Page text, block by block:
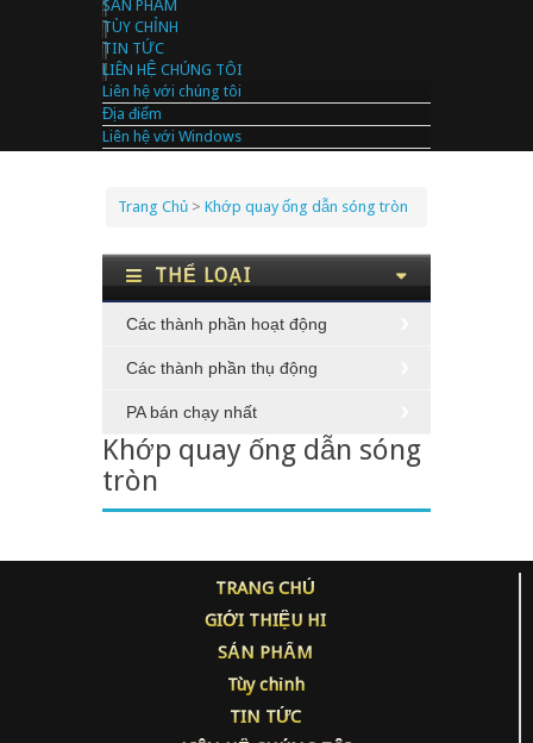
SẢN PHẨM
TÙY CHỈNH
TIN TỨC
LIÊN HỆ CHÚNG TÔI
Liên hệ với chúng tôi
Địa điểm
Liên hệ với Windows
Trang Chủ > Khớp quay ống dẫn sóng tròn
THỂ LOẠI
Các thành phần hoạt động
Các thành phần thụ động
PA bán chạy nhất
Khớp quay ống dẫn sóng
tròn
TRANG CHỦ
GIỚI THIỆU HI
SẢN PHẨM
Tùy chỉnh
TIN TỨC